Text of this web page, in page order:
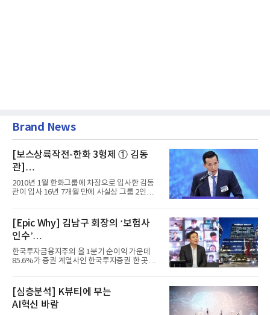
Brand News
[보스상륙작전-한화 3형제 ① 김동
관]
입사 16년 만에 수석부회장 … 경영승
계 ‘초읽기’
2010년 1월 한화그룹에 차장으로 입사한 김동
관이 입사 16년 7개월 만에 사실상 그룹 2인자
[Epic Why] 김남구 회장의 ‘보험사
인수’
발걸음이 신중해진 배경은?
한국투자금융지주의 올 1분기 순이익 가운데
85.6%가 증권 계열사인 한국투자증권 한 곳에
[심층분석] K뷰티에 부는
AI혁신 바람